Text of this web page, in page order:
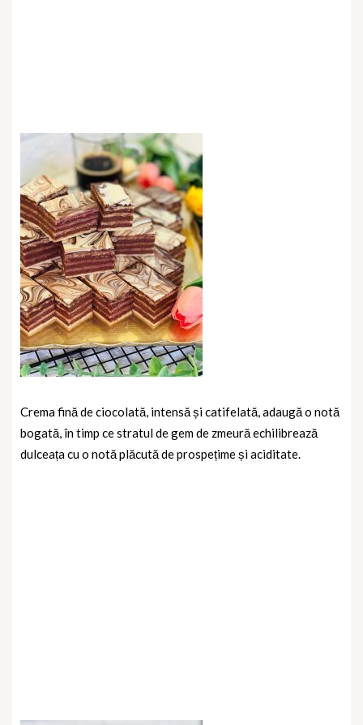
Crema fină de ciocolată, intensă și catifelată, adaugă o notă
bogată, în timp ce stratul de gem de zmeură echilibrează
dulceața cu o notă plăcută de prospețime și aciditate.